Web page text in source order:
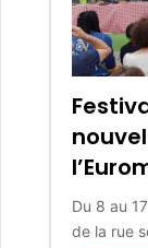
Du 8 au
de la rue